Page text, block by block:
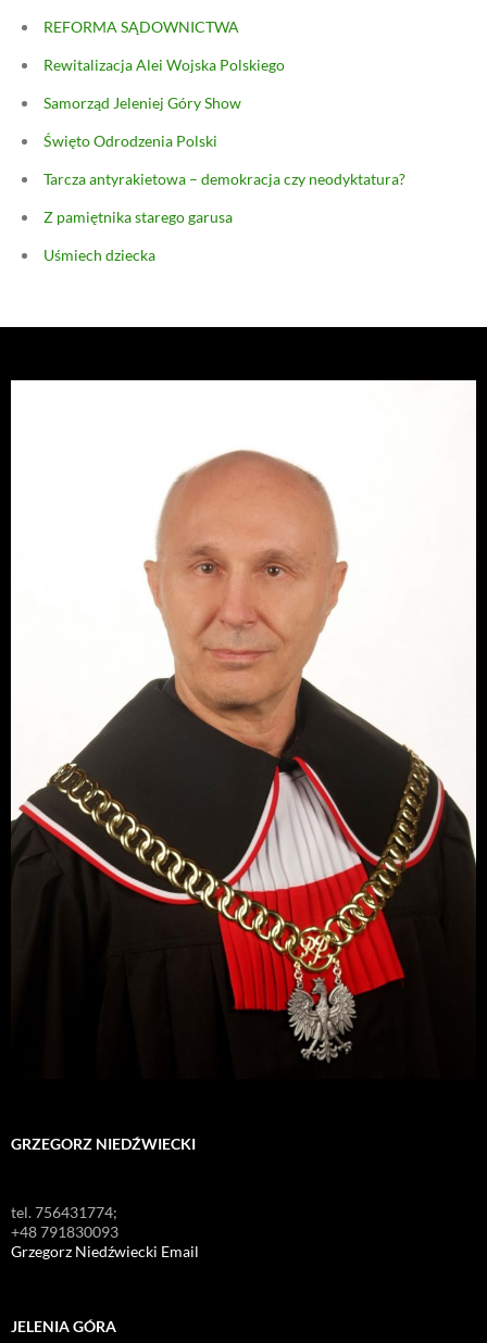
REFORMA SĄDOWNICTWA
Rewitalizacja Alei Wojska Polskiego
Samorząd Jeleniej Góry Show
Święto Odrodzenia Polski
Tarcza antyrakietowa – demokracja czy neodyktatura?
Z pamiętnika starego garusa
Uśmiech dziecka
GRZEGORZ NIEDŹWIECKI
tel. 756431774;
+48 791830093
Grzegorz Niedźwiecki Email
JELENIA GÓRA